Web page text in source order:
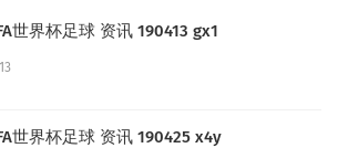
世界杯足球 资讯 190413 gx1
世界杯足球 资讯 190425 x4y